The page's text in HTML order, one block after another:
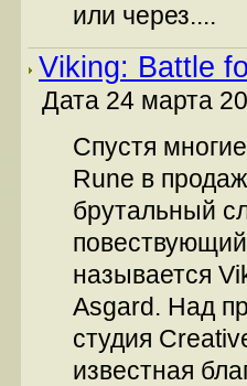
или через....
Viking: Battle
Дата 24 марта
Спустя
Rune в
брутальный
называется
Asgard. Над
студия
известная